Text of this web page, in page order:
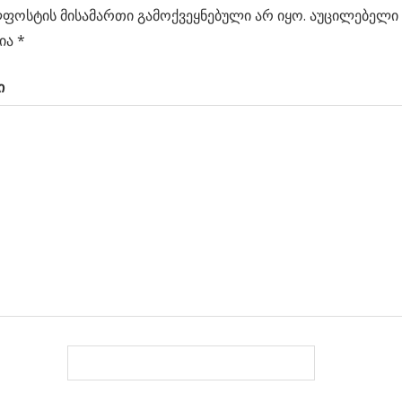
მისამართი გამოქვეყნებული არ იყო. აუცილებელი
*